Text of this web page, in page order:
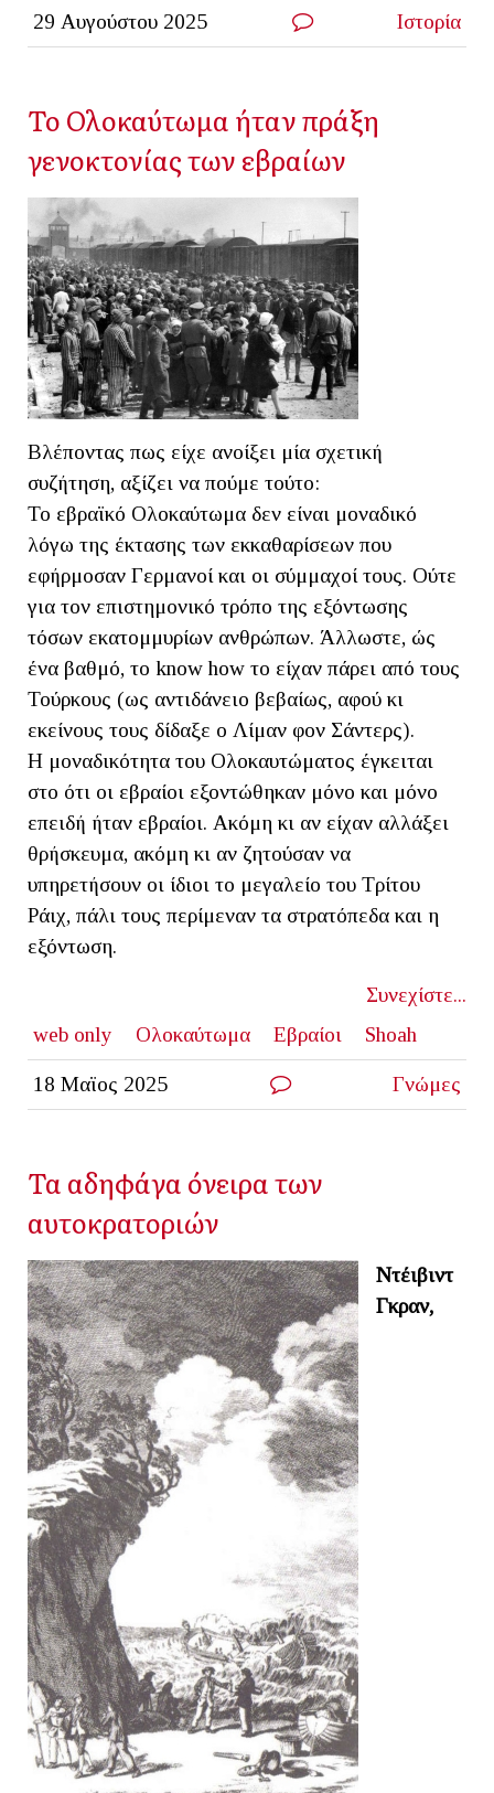
29 Αυγούστου 2025 Ιστορία
Το Ολοκαύτωμα ήταν πράξη
γενοκτονίας των εβραίων
Βλέποντας πως είχε ανοίξει μία σχετική
συζήτηση, αξίζει να πούμε τούτο:
Το εβραϊκό Ολοκαύτωμα δεν είναι μοναδικό
λόγω της έκτασης των εκκαθαρίσεων που
εφήρμοσαν Γερμανοί και οι σύμμαχοί τους. Ούτε
για τον επιστημονικό τρόπο της εξόντωσης
τόσων εκατομμυρίων ανθρώπων. Άλλωστε, ώς
ένα βαθμό, το know how το είχαν πάρει από τους
Τούρκους (ως αντιδάνειο βεβαίως, αφού κι
εκείνους τους δίδαξε ο Λίμαν φον Σάντερς).
Η μοναδικότητα του Ολοκαυτώματος έγκειται
στο ότι οι εβραίοι εξοντώθηκαν μόνο και μόνο
επειδή ήταν εβραίοι. Ακόμη κι αν είχαν αλλάξει
θρήσκευμα, ακόμη κι αν ζητούσαν να
υπηρετήσουν οι ίδιοι το μεγαλείο του Τρίτου
Ράιχ, πάλι τους περίμεναν τα στρατόπεδα και η
εξόντωση.
Συνεχίστε...
web only
Ολοκαύτωμα Εβραίοι Shoah
18 Μαϊος 2025 Γνώμες
Τα αδηφάγα όνειρα των
αυτοκρατοριών
Ντέιβιντ
Γκραν,